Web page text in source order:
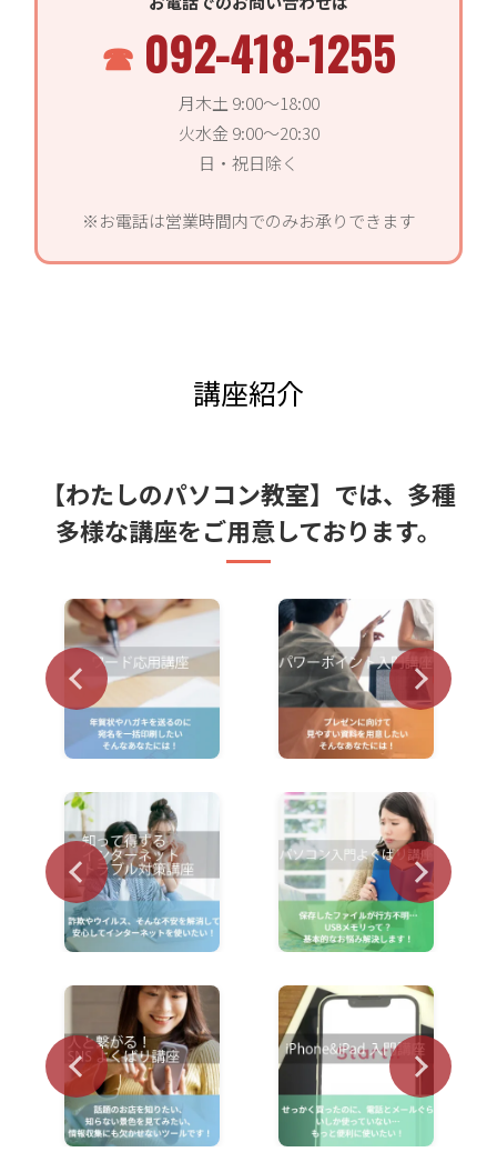
092-418-1255
月木土 9:00〜18:00
火水金 9:00〜20:30
日・祝日除く
※お電話は営業時間内でのみお承りできます
講座紹介
【わたしのパソコン教室】では、多種
多様な講座をご用意しております。